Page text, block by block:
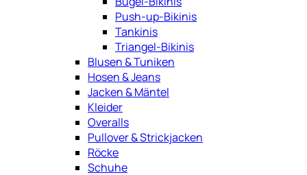
Push-up-Bikinis
Tankinis
Triangel-Bikinis
Blusen & Tuniken
Hosen & Jeans
Jacken & Mäntel
Kleider
Overalls
Pullover & Strickjacken
Röcke
Schuhe